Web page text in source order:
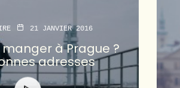
21 JANVIER 2016
manger à Prague ?
adresses